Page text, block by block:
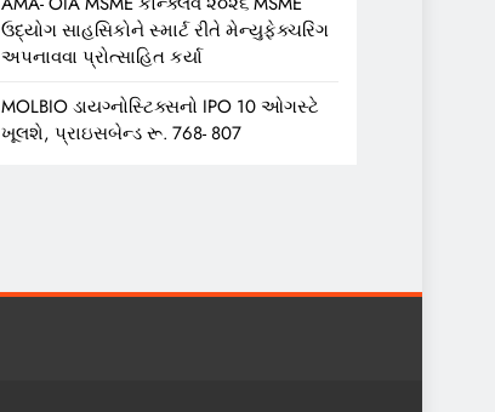
ઉદ્યોગ સાહસિકોને સ્માર્ટ રીતે મેન્યુફેક્ચરિંગ
અપનાવવા પ્રોત્સાહિત કર્યા
MOLBIO ડાયગ્નોસ્ટિક્સનો IPO 10 ઓગસ્ટે
ખૂલશે, પ્રાઇસબેન્ડ રૂ. 768- 807